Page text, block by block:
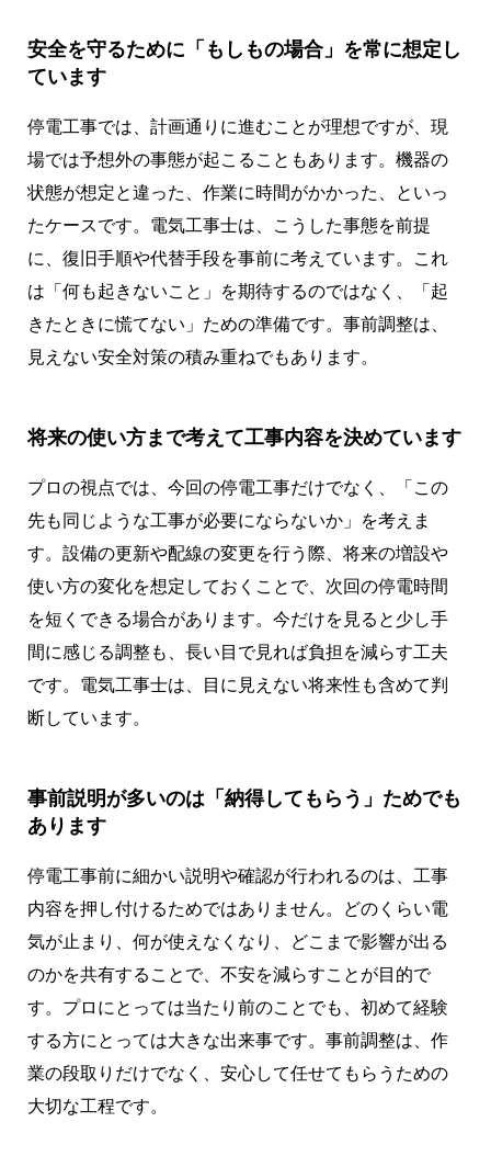
安全を守るために「もしもの場合」を常に想定し
ています
停電工事では、計画通りに進むことが理想ですが、現
場では予想外の事態が起こることもあります。機器の
状態が想定と違った、作業に時間がかかった、といっ
たケースです。電気工事士は、こうした事態を前提
に、復旧手順や代替手段を事前に考えています。これ
は「何も起きないこと」を期待するのではなく、「起
きたときに慌てない」ための準備です。事前調整は、
見えない安全対策の積み重ねでもあります。
将来の使い方まで考えて工事内容を決めています
プロの視点では、今回の停電工事だけでなく、「この
先も同じような工事が必要にならないか」を考えま
す。設備の更新や配線の変更を行う際、将来の増設や
使い方の変化を想定しておくことで、次回の停電時間
を短くできる場合があります。今だけを見ると少し手
間に感じる調整も、長い目で見れば負担を減らす工夫
です。電気工事士は、目に見えない将来性も含めて判
断しています。
事前説明が多いのは「納得してもらう」ためでも
あります
停電工事前に細かい説明や確認が行われるのは、工事
内容を押し付けるためではありません。どのくらい電
気が止まり、何が使えなくなり、どこまで影響が出る
のかを共有することで、不安を減らすことが目的で
す。プロにとっては当たり前のことでも、初めて経験
する方にとっては大きな出来事です。事前調整は、作
業の段取りだけでなく、安心して任せてもらうための
大切な工程です。